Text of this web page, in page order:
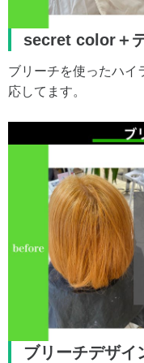
secret color＋
ブリーチを使ったハイ
応してます。
ブリーチデザ